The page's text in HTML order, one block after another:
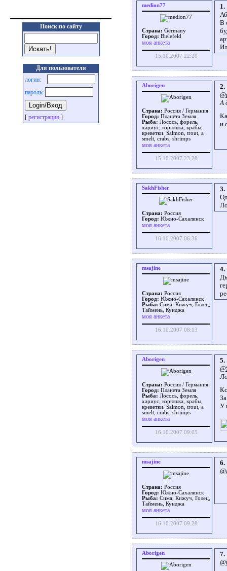
Поиск по сайту
Для пользователя
логин:
пароль:
[ регистрация ]
medion77
Страна: Germany
Город: Bielefeld
моя анкета
15.10.2007 22:20
1.
В
Aborigen
Страна: Россия / Германия
Город: Планета Земля
Рыба: Лосось, форель,
хариус, корюшка, крабы,
креветки. Salmon, trout, a
smelt, crabs, shrimps
моя анкета
15.10.2007 23:28
2.
А
и
SakhFisher
Страна: Россия
Город: Южно-Сахалинск
моя анкета
16.10.2007 06:36
3.
msajine
Страна: Россия
Город: Южно-Сахалинск
Рыба: Сима, Кижуч, Голец,
Таймень, Кунджа
моя анкета
16.10.2007 08:13
4.
Aborigen
Страна: Россия / Германия
Город: Планета Земля
Рыба: Лосось, форель,
хариус, корюшка, крабы,
креветки. Salmon, trout, a
smelt, crabs, shrimps
моя анкета
16.10.2007 09:05
5.
У
msajine
Страна: Россия
Город: Южно-Сахалинск
Рыба: Сима, Кижуч, Голец,
Таймень, Кунджа
моя анкета
16.10.2007 09:28
6.
Aborigen
7.